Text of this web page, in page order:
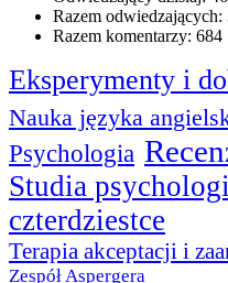
Razem odwiedzających:
Razem komentarzy: 684
Eksperymenty i
Nauka języka
Psychologia
Studia
czterdziestce
Terapia akceptacji i
Zespół Aspergera